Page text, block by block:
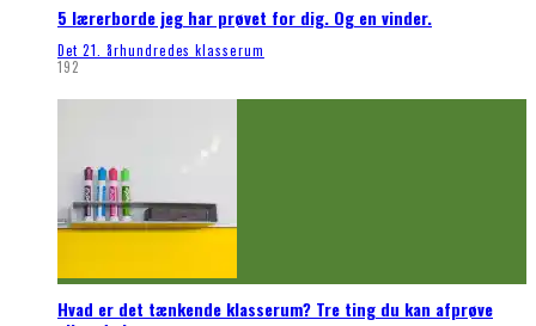
5 lærerborde jeg har prøvet for dig. Og en vinder.
Det 21. århundredes klasserum
192
Hvad er det tænkende klasserum? Tre ting du kan afprøve